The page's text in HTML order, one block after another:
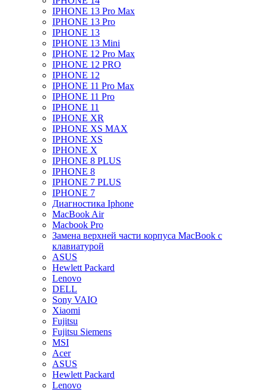
IPHONE 13 Pro Max
IPHONE 13 Pro
IPHONE 13
IPHONE 13 Mini
IPHONE 12 Pro Max
IPHONE 12 PRO
IPHONE 12
IPHONE 11 Pro Max
IPHONE 11 Pro
IPHONE 11
IPHONE XR
IPHONE XS MAX
IPHONE XS
IPHONE X
IPHONE 8 PLUS
IPHONE 8
IPHONE 7 PLUS
IPHONE 7
Диагностика Iphone
MacBook Air
Macbook Pro
Замена верхней части корпуса MacBook с
клавиатурой
ASUS
Hewlett Packard
Lenovo
DELL
Sony VAIO
Xiaomi
Fujitsu
Fujitsu Siemens
MSI
Acer
ASUS
Hewlett Packard
Lenovo